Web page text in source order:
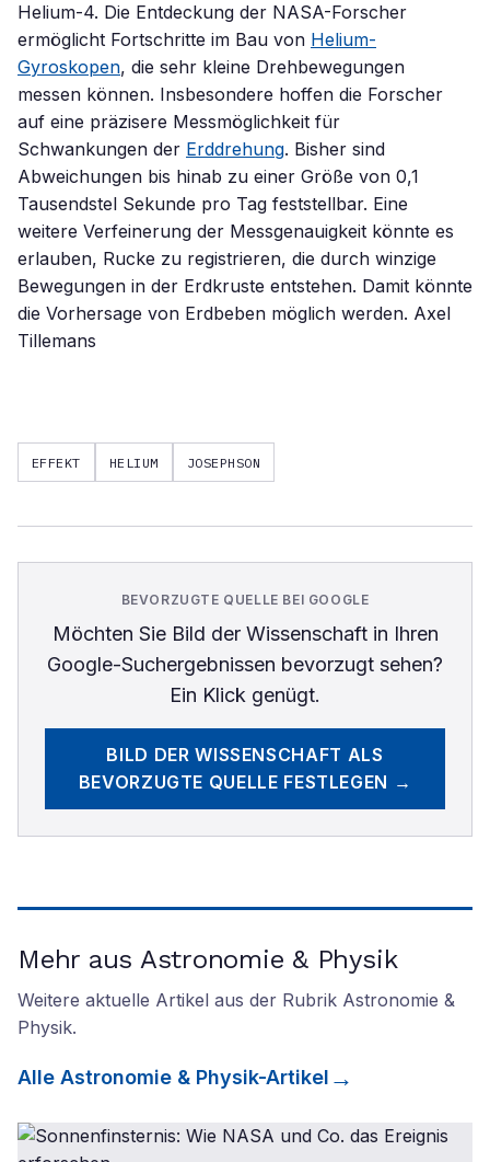
Helium-4. Die Entdeckung der NASA-Forscher
ermöglicht Fortschritte im Bau von Helium-
Gyroskopen, die sehr kleine Drehbewegungen
messen können. Insbesondere hoffen die Forscher
auf eine präzisere Messmöglichkeit für
Schwankungen der Erddrehung. Bisher sind
Abweichungen bis hinab zu einer Größe von 0,1
Tausendstel Sekunde pro Tag feststellbar. Eine
weitere Verfeinerung der Messgenauigkeit könnte es
erlauben, Rucke zu registrieren, die durch winzige
Bewegungen in der Erdkruste entstehen. Damit könnte
die Vorhersage von Erdbeben möglich werden. Axel
Tillemans
EFFEKT HELIUM JOSEPHSON
BEVORZUGTE QUELLE BEI GOOGLE
Möchten Sie Bild der Wissenschaftin Ihren
Google-Suchergebnissen bevorzugt sehen?
Ein Klick genügt.
BILD DER WISSENSCHAFT ALS
BEVORZUGTE QUELLE FESTLEGEN →
Mehr aus Astronomie & Physik
Weitere aktuelle Artikel aus der Rubrik Astronomie &
Physik.
Alle Astronomie & Physik-Artikel